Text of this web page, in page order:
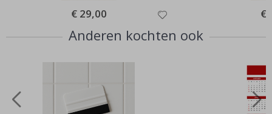
Special
Price
€ 29,00 €
Anderen kochten ook